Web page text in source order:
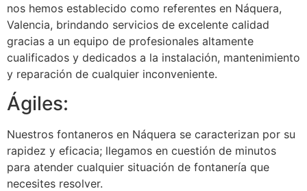
nos hemos establecido como referentes en Náquera,
Valencia, brindando servicios de excelente calidad
gracias a un equipo de profesionales altamente
cualificados y dedicados a la instalación, mantenimiento
y reparación de cualquier inconveniente.
Ágiles:
Nuestros fontaneros en Náquera se caracterizan por su
rapidez y eficacia; llegamos en cuestión de minutos
para atender cualquier situación de fontanería que
necesites resolver.